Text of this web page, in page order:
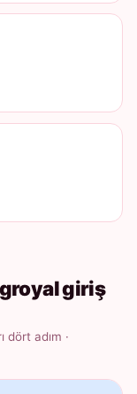
giriş
dört adım ·